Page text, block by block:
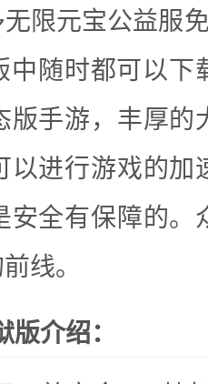
限元宝公益服
随时都可以下
手游，丰厚的
进行游戏的加
全有保障的。
线。
介绍：